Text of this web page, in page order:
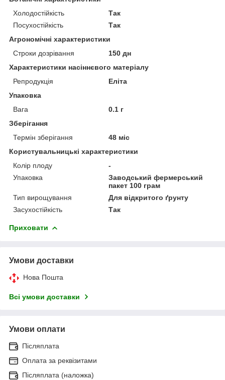
Холодостійкість
Так
Посухостійкість
Так
Агрономічні характеристики
Строки дозрівання
150 дн
Характеристики насіннєвого матеріалу
Репродукція
Еліта
Упаковка
Вага
0.1 г
Зберігання
Термін зберігання
48 міс
Користувальницькі характеристики
Колір плоду
-
Упаковка
Заводський фермерський
пакет 100 грам
Тип вирощування
Для відкритого ґрунту
Засухостійкість
Так
Приховати
Умови доставки
Нова Пошта
Всі умови доставки
Умови оплати
Післяплата
Оплата за реквізитами
Післяплата (наложка)